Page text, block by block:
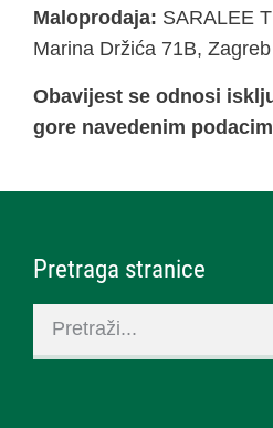
Maloprodaja: SARALEE
Marina Držića 71B, Zagreb
Obavijest se odnosi
gore navedenim
Pretraga stranice